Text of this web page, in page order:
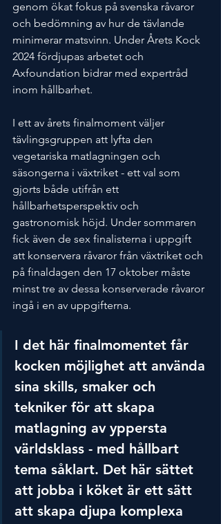
genom ökat fokus på svenska råvaror
och bedömning av hur de tävlande
minimerar matsvinn. Under Årets Kock
2024 fördjupas arbetet och
Axfoundation bidrar med expertråd
inom hållbarhet.
I ett av årets finalmoment väljer
tävlingsgruppen att lyfta den
vegetariska matlagningen och
säsongerna i växtriket - ett val som
gjorts både utifrån ett
hållbarhetsperspektiv och
gastronomisk höjd. Under sommaren
fick även de sex finalisterna i uppgift
att konservera råvaror från växtriket och
på finaldagen den 17 oktober måste
minst tre av dessa konserverade råvaror
ingå i en av uppgifterna.
I det här finalmomentet får
kocken möjlighet att använda
sina skills, smaker och
tekniker för att skapa
matlagning av yppersta
världsklass - med hållbart
tema såklart. Det här sättet
att jobba i köket är ett sätt
att skapa djupa komplexa